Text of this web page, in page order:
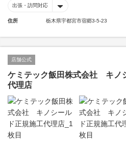
出張・訪問対応
住所 栃木県宇都宮市宿郷3-5-23
店舗公式
ケミテック飯田株式会社 キノ
代理店